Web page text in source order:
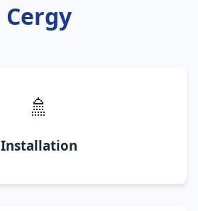
Cergy
🚿
Installation